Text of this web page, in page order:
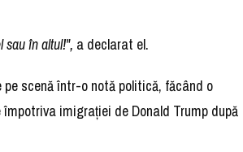
sau în altul!", a declarat el.
scenă într-o notă politică, făcând o
imigraţiei de Donald Trump după